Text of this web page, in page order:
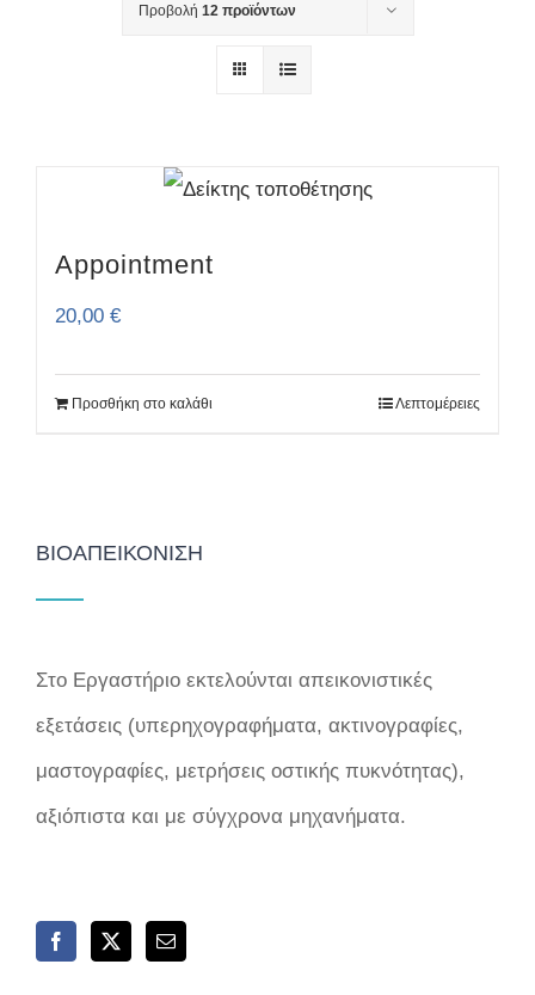
Προβολή 12 προϊόντων
Appointment
20,00 €
Προσθήκη στο καλάθι Λεπτομέρειες
ΒΙΟΑΠΕΙΚΌΝΙΣΗ
Στο Εργαστήριο εκτελούνται απεικονιστικές
εξετάσεις (υπερηχογραφήματα, ακτινογραφίες,
μαστογραφίες, μετρήσεις οστικής πυκνότητας),
αξιόπιστα και με σύγχρονα μηχανήματα.